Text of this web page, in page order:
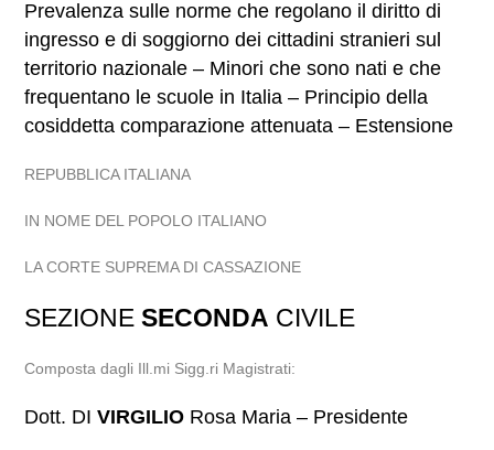
Prevalenza sulle norme che regolano il diritto di
ingresso e di soggiorno dei cittadini stranieri sul
territorio nazionale – Minori che sono nati e che
frequentano le scuole in Italia – Principio della
cosiddetta comparazione attenuata – Estensione
REPUBBLICA ITALIANA
IN NOME DEL POPOLO ITALIANO
LA CORTE SUPREMA DI CASSAZIONE
SEZIONESECONDA CIVILE
Composta dagli Ill.mi Sigg.ri Magistrati:
Dott. DIVIRGILIO Rosa Maria – Presidente